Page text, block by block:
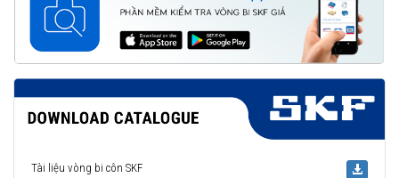
Tài liệu vòng bi côn SKF